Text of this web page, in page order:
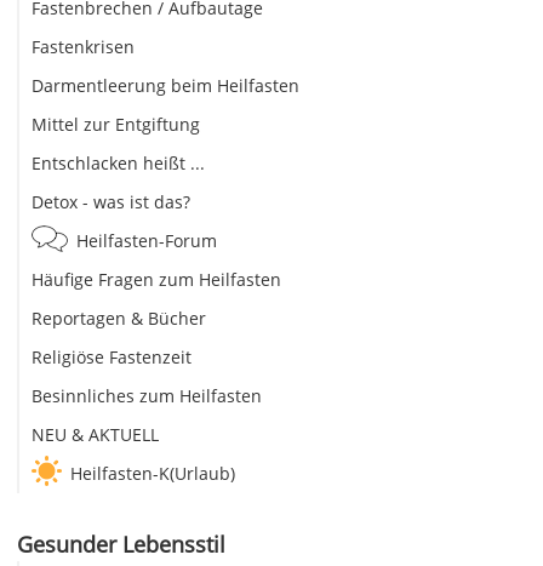
Fastenbrechen / Aufbautage
Fastenkrisen
Darmentleerung beim Heilfasten
Mittel zur Entgiftung
Entschlacken heißt ...
Detox - was ist das?
Heilfasten-Forum
Häufige Fragen zum Heilfasten
Reportagen & Bücher
Religiöse Fastenzeit
Besinnliches zum Heilfasten
NEU & AKTUELL
Heilfasten-K(Urlaub)
Gesunder Lebensstil